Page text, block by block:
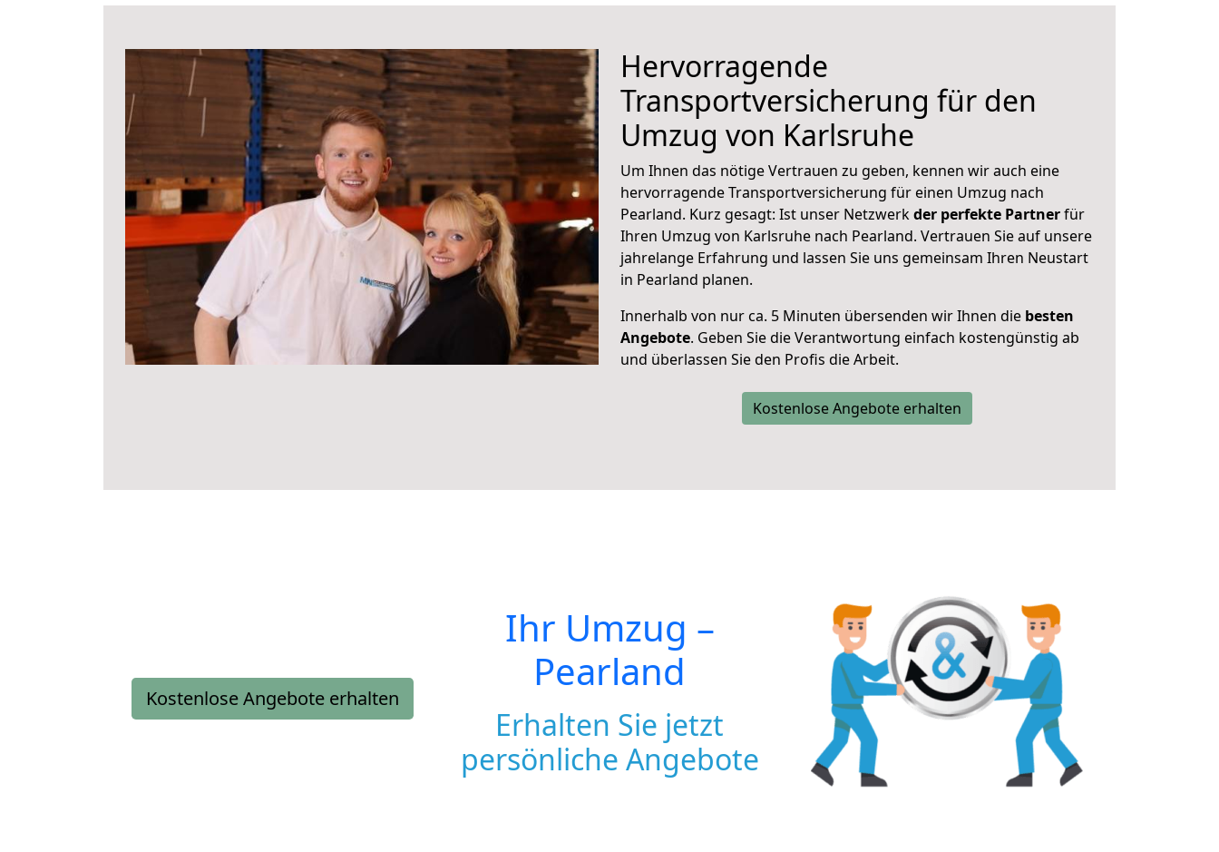
Hervorragende
Transportversicherung für den
Umzug von Karlsruhe
Um Ihnen das nötige Vertrauen zu geben, kennen wir auch eine
hervorragende Transportversicherung für einen Umzug nach
Pearland. Kurz gesagt: Ist unser Netzwerkder perfekte Partnerfür
Ihren Umzug von Karlsruhe nach Pearland. Vertrauen Sie auf unsere
jahrelange Erfahrung und lassen Sie uns gemeinsam Ihren Neustart
in Pearland planen.
Innerhalb von nur ca. 5 Minuten übersenden wir Ihnen die besten
Angebote. Geben Sie die Verantwortung einfach kostengünstig ab
und überlassen Sie den Profis die Arbeit.
Kostenlose Angebote erhalten
Kostenlose Angebote erhalten
Ihr Umzug –
Pearland
Erhalten Sie jetzt
persönliche Angebote